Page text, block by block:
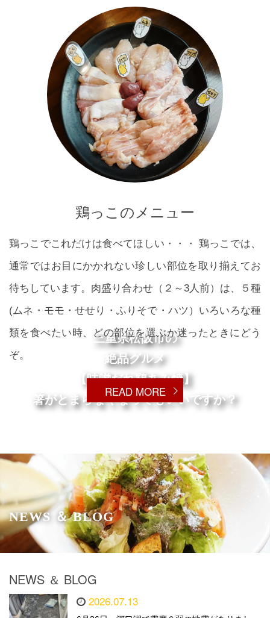
三重県松阪市の
絶品グルメ
【味噌だれ鶏あみ焼】
箸がとまらなくなってもいいですか？
鶏っこのメニュー
鶏っこでこれだけは食べてほしい・・・ 鶏っこでは、
通常ではお目にかかれない珍しい部位を取り揃えてお
待ちしています。肉盛り合わせ（２～3人前）は、５種
(ムネ・モモ・せせり・ふりそで・ハツ）いろいろな種
類を食べたい時、どの部位を選ぶか迷ったときにどう
ぞ。
READ MORE
NEWS ＆ BLOG
NEWS ＆ BLOG
2026.07.13